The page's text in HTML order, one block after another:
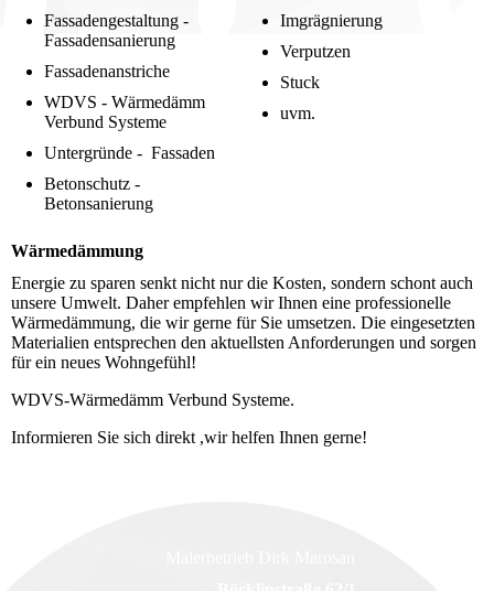
Fassadengestaltung -
Fassadensanierung
Fassadenanstriche
WDVS - Wärmedämm
Verbund Systeme
Untergründe - Fassaden
Betonschutz -
Betonsanierung
Imgrägnierung
Verputzen
Stuck
uvm.
Wärmedämmung
Energie zu sparen senkt nicht nur die Kosten, sondern schont auch
unsere Umwelt. Daher empfehlen wir Ihnen eine professionelle
Wärmedämmung, die wir gerne für Sie umsetzen. Die eingesetzten
Materialien entsprechen den aktuellsten Anforderungen und sorgen
für ein neues Wohngefühl!
WDVS-Wärmedämm Verbund Systeme.
Informieren Sie sich direkt ,wir helfen Ihnen gerne!